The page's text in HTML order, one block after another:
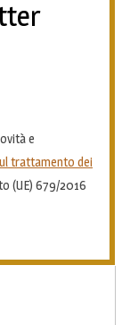
e
trattamento dei
(UE) 679/2016